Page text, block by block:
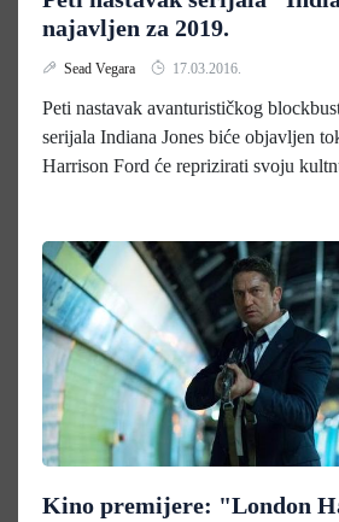
najavljen za 2019.
Sead Vegara 17.03.2016.
Peti nastavak avanturističkog
serijala Indiana Jones biće objavljen
Harrison Ford će reprizirati svoju
Kino premijere: "London